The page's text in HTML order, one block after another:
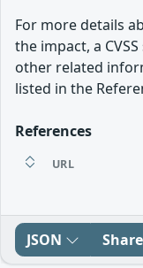
For more details
the impact, a
other related
listed in the
References
URL
JSON Share